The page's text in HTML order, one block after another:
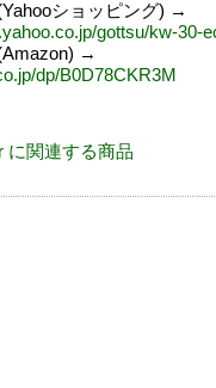
ショッピング) →
gottsu/kw-30-
→
dp/B0D78CKR3M
に関連する商品